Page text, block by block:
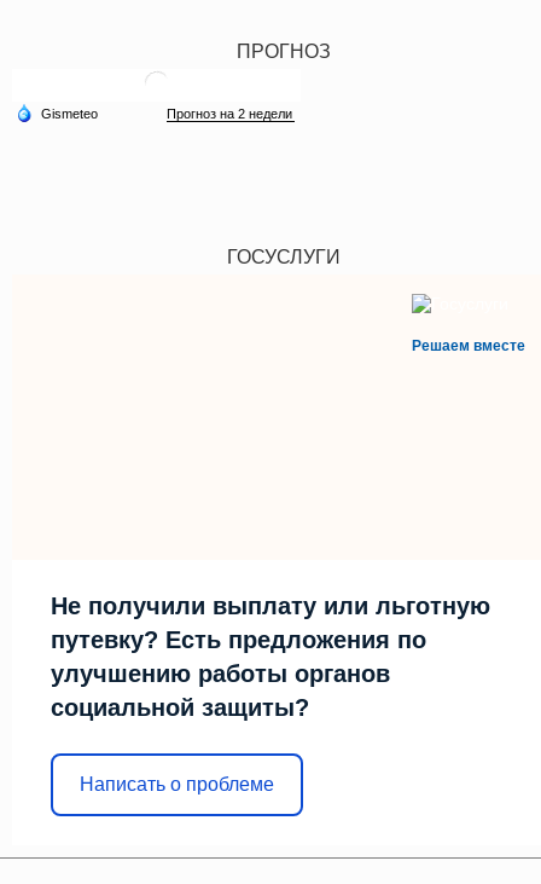
ПРОГНОЗ
ГОСУСЛУГИ
Решаем вместе
Не получили выплату или льготную
путевку? Есть предложения по
улучшению работы органов
социальной защиты?
Написать о проблеме